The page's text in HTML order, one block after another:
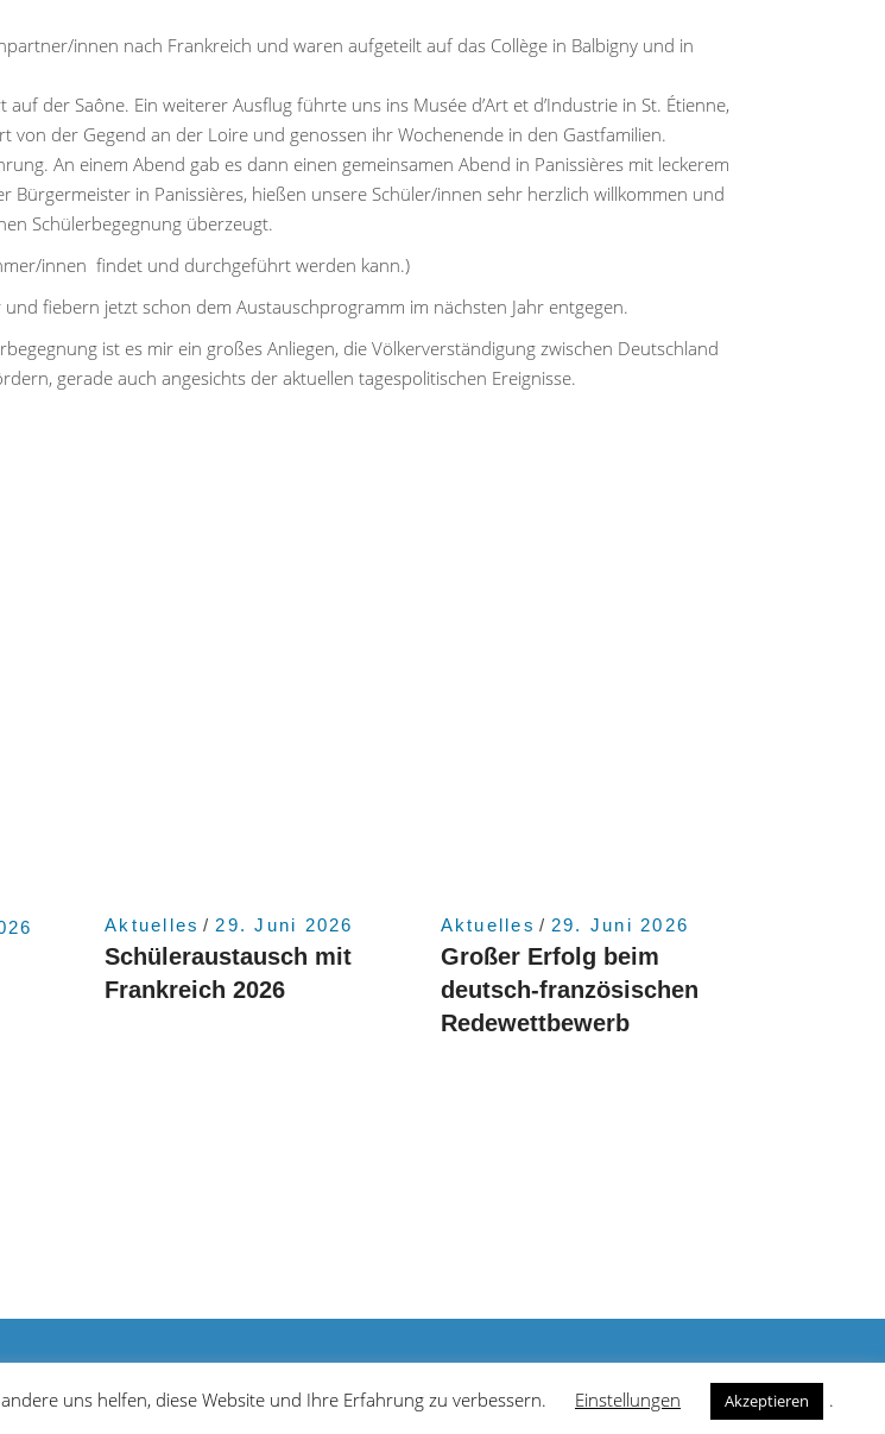
innen nach Frankreich und waren aufgeteilt auf das Collège in Balbigny und in
der Saône. Ein weiterer Ausflug führte uns ins Musée d’Art et d’Industrie in St. Étienne,
der Gegend an der Loire und genossen ihr Wochenende in den Gastfamilien.
An einem Abend gab es dann einen gemeinsamen Abend in Panissières mit leckerem
in Panissières, hießen unsere Schüler/innen sehr herzlich willkommen und
Schülerbegegnung überzeugt.
innen findet und durchgeführt werden kann.)
fiebern jetzt schon dem Austauschprogramm im nächsten Jahr entgegen.
ist es mir ein großes Anliegen, die Völkerverständigung zwischen Deutschland
gerade auch angesichts der aktuellen tagespolitischen Ereignisse.
Aktuelles 29. Juni 2026
Schüleraustausch mit
Frankreich 2026
Aktuelles 29. Juni 2026
Großer Erfolg beim
deutsch-französischen
Redewettbewerb
Impressum
uns helfen, diese Website und Ihre Erfahrung zu verbessern. Einstellungen Akzeptieren .